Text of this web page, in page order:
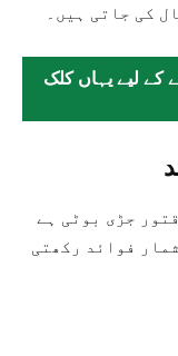
کی جاتی ہیں۔
کے لیے یہاں کلک
جڑی بوٹی ہے
فوائد رکھتی